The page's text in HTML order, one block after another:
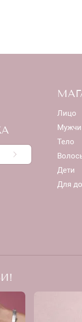
Лицо
Тело
Дети
Для